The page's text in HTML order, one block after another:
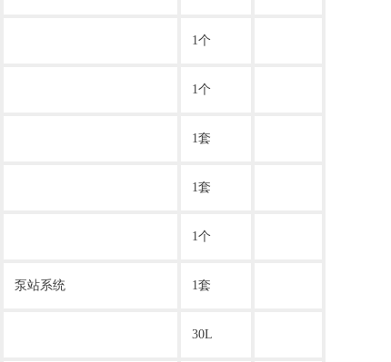
1个
1个
1套
1套
1个
泵站系统 1套
30L